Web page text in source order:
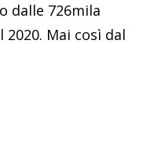
dalle 726mila
Mai così dal